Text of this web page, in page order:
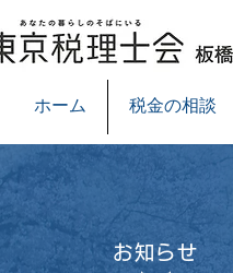
ホーム 税金の相談
お知らせ